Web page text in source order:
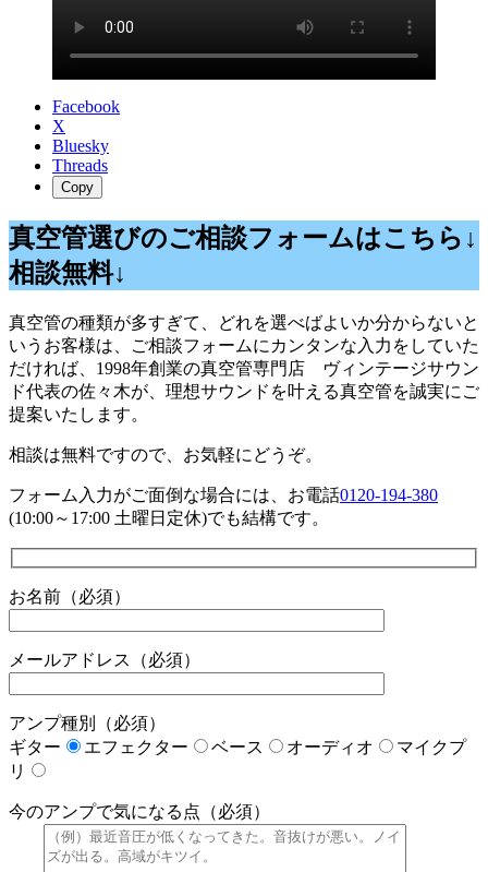
Facebook
X
Bluesky
Threads
Copy
真空管選びのご相談フォームはこちら↓
相談無料↓
真空管の種類が多すぎて、どれを選べばよいか分からないと
いうお客様は、ご相談フォームにカンタンな入力をしていた
だければ、1998年創業の真空管専門店 ヴィンテージサウン
ド代表の佐々木が、理想サウンドを叶える真空管を誠実にご
提案いたします。
相談は無料ですので、お気軽にどうぞ。
フォーム入力がご面倒な場合には、お電話0120-194-380
(10:00～17:00 土曜日定休)でも結構です。
お名前（必須）
メールアドレス（必須）
アンプ種別（必須）
ギター
エフェクター ベース オーディオ
マイクプ
リ
今のアンプで気になる点（必須）